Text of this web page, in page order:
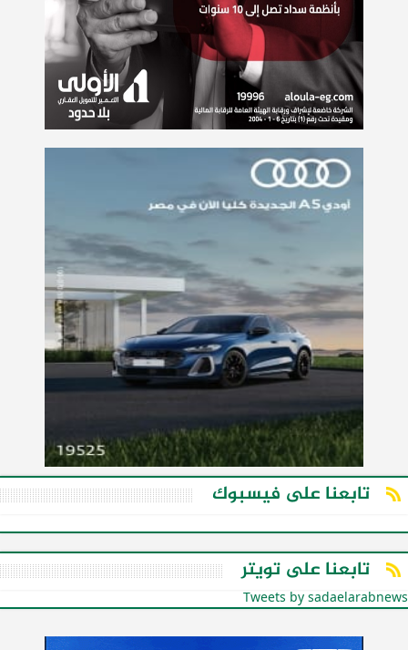
تابعنا على فيسبوك
تابعنا على تويتر
Tweets by sadaelarabnews